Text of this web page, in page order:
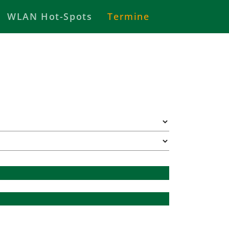
WLAN Hot-Spots Termine